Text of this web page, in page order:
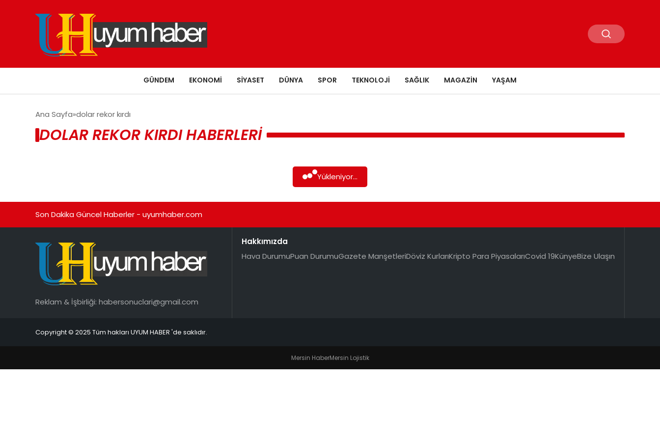
GÜNDEM EKONOMI SIYASET DÜNYA SPOR TEKNOLOJI SAĞLIK MAGAZIN YAŞAM
Ana Sayfa dolar rekor kırdı
DOLAR REKOR KIRDI HABERLERI
Yükleniyor...
Son Dakika Güncel Haberler - uyumhaber.com
Reklam & İşbirliği: habersonuclari@gmail.com
Hakkımızda
Hava DurumuPuan DurumuGazete ManşetleriDöviz KurlarıKripto Para PiyasalarıCovid 19KünyeBize Ulaşın
Copyright © 2025 Tüm hakları UYUM HABER 'de saklıdır.
Mersin HaberMersin Lojistik